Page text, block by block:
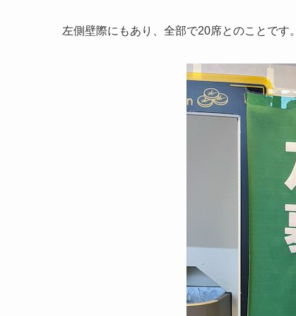
左側壁際にもあり、全部で20席とのことです。